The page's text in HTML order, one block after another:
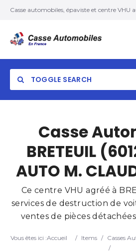
Casse automobiles, épaviste et centre VHU
TOGGLE SEARCH
Search
Casse
BRETEUIL
AUTO M.
Ce centre VHU agréé à
services de destruction de
ventes de pièces
Vous êtes ici :Accueil / Items / Casses
/